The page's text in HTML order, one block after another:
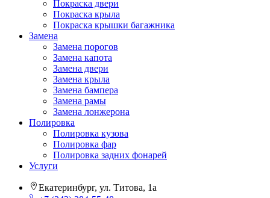
Покраска двери
Покраска крыла
Покраска крышки багажника
Замена
Замена порогов
Замена капота
Замена двери
Замена крыла
Замена бампера
Замена рамы
Замена лонжерона
Полировка
Полировка кузова
Полировка фар
Полировка задних фонарей
Услуги
Екатеринбург, ул. Титова, 1а